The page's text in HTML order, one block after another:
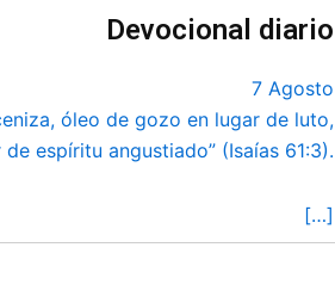
Devocional diario
7 Agosto
óleo de gozo en lugar de luto,
espíritu angustiado” (Isaías 61:3).
[…]